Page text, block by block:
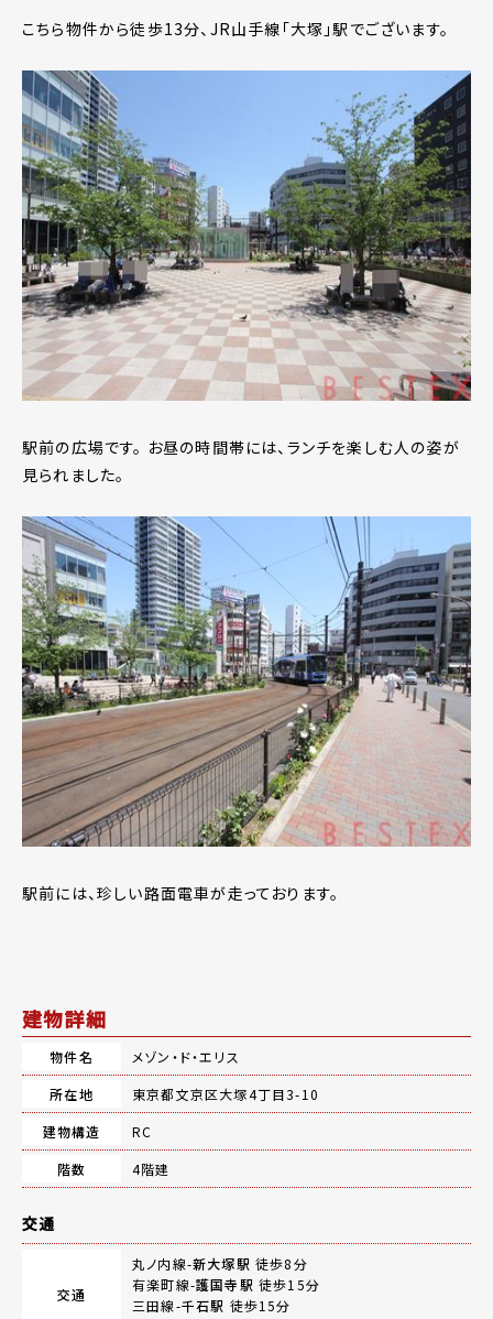
こちら物件から徒歩13分、JR山手線「大塚」駅でございます。
駅前の広場です。 お昼の時間帯には、ランチを楽しむ人の姿が
見られました。
駅前には、珍しい路面電車が走っております。
建物詳細
物件名
メゾン・ド・エリス
所在地
東京都文京区大塚4丁目3-10
建物構造
RC
階数
4階建
交通
交通
丸ノ内線-新大塚駅 徒歩8分
有楽町線-護国寺駅 徒歩15分
三田線-千石駅 徒歩15分